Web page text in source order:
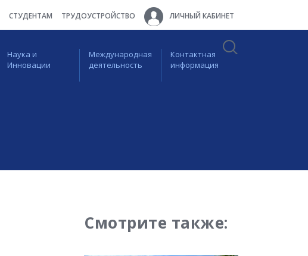
СТУДЕНТАМ ТРУДОУСТРОЙСТВО ЛИЧНЫЙ КАБИНЕТ
Наука и
Инновации
Международная
деятельность
Контактная
информация
Смотрите также: